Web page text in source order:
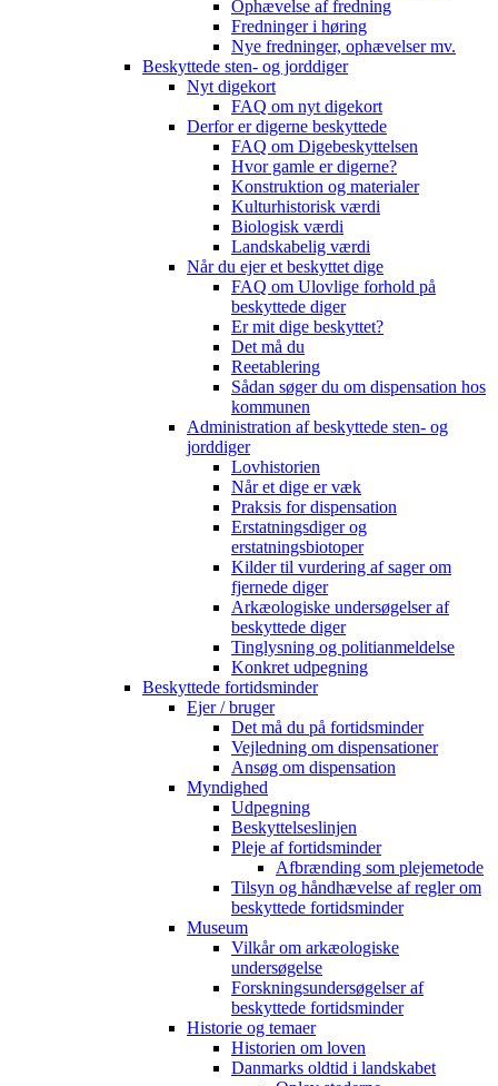
Ophævelse af fredning
Fredninger i høring
Nye fredninger, ophævelser mv.
Beskyttede sten- og jorddiger
Nyt digekort
FAQ om nyt digekort
Derfor er digerne beskyttede
FAQ om Digebeskyttelsen
Hvor gamle er digerne?
Konstruktion og materialer
Kulturhistorisk værdi
Biologisk værdi
Landskabelig værdi
Når du ejer et beskyttet dige
FAQ om Ulovlige forhold på
beskyttede diger
Er mit dige beskyttet?
Det må du
Reetablering
Sådan søger du om dispensation hos
kommunen
Administration af beskyttede sten- og
jorddiger
Lovhistorien
Når et dige er væk
Praksis for dispensation
Erstatningsdiger og
erstatningsbiotoper
Kilder til vurdering af sager om
fjernede diger
Arkæologiske undersøgelser af
beskyttede diger
Tinglysning og politianmeldelse
Konkret udpegning
Beskyttede fortidsminder
Ejer / bruger
Det må du på fortidsminder
Vejledning om dispensationer
Ansøg om dispensation
Myndighed
Udpegning
Beskyttelseslinjen
Pleje af fortidsminder
Afbrænding som plejemetode
Tilsyn og håndhævelse af regler om
beskyttede fortidsminder
Museum
Vilkår om arkæologiske
undersøgelse
Forskningsundersøgelser af
beskyttede fortidsminder
Historie og temaer
Historien om loven
Danmarks oldtid i landskabet